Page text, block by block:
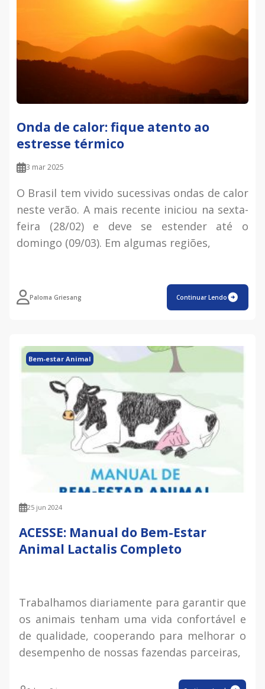
Onda de calor: fique atento ao
estresse térmico
3 mar 2025
O Brasil tem vivido sucessivas ondas de calor
neste verão. A mais recente iniciou na sexta-
feira (28/02) e deve se estender até o
domingo (09/03). Em algumas regiões,
Paloma Griesang Continuar Lendo
Bem-estar Animal
25 jun 2024
ACESSE: Manual do Bem-Estar
Animal Lactalis Completo
Trabalhamos diariamente para garantir que
os animais tenham uma vida confortável e
de qualidade, cooperando para melhorar o
desempenho de nossas fazendas parceiras,